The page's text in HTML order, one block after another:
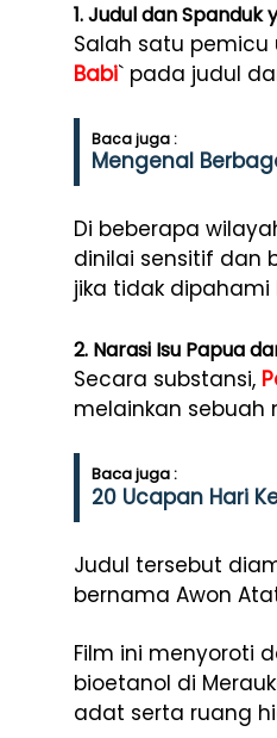
1. Judul dan Spanduk
Salah satu
Babi` pada judul
Baca juga :
Mengenal
Di beberapa
dinilai sensitif dan
jika tidak dipahami
2. Narasi Isu Papua
Secara substansi,
melainkan sebuah
Baca juga :
20 Ucapan Hari
Judul tersebut
bernama Awon
Film ini menyoroti
bioetanol di
adat serta ruang